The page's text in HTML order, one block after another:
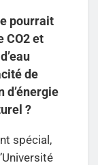
pourrait
CO2 et
de
d’énergie
?
spécial,